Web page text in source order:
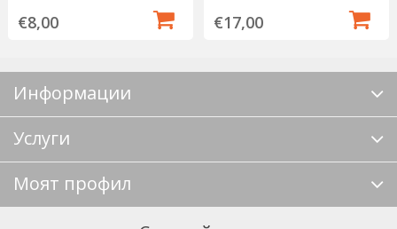
€8,00 €17,00
Информации
Услуги
Моят профил